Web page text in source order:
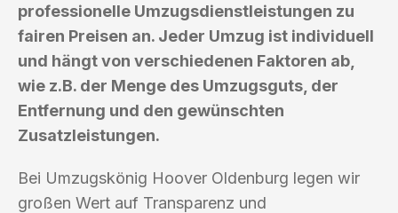
professionelle Umzugsdienstleistungen zu
fairen Preisen an. Jeder Umzug ist individuell
und hängt von verschiedenen Faktoren ab,
wie z.B. der Menge des Umzugsguts, der
Entfernung und den gewünschten
Zusatzleistungen.
Bei Umzugskönig Hoover Oldenburg legen wir
großen Wert auf Transparenz und